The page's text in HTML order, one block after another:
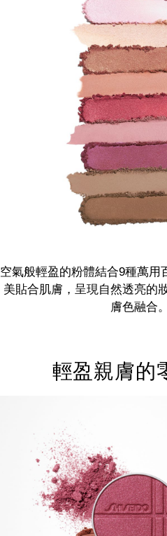
空氣般輕盈的粉體結合9種萬用
美貼合肌膚，呈現自然透亮的
膚色融合。
輕盈親膚的